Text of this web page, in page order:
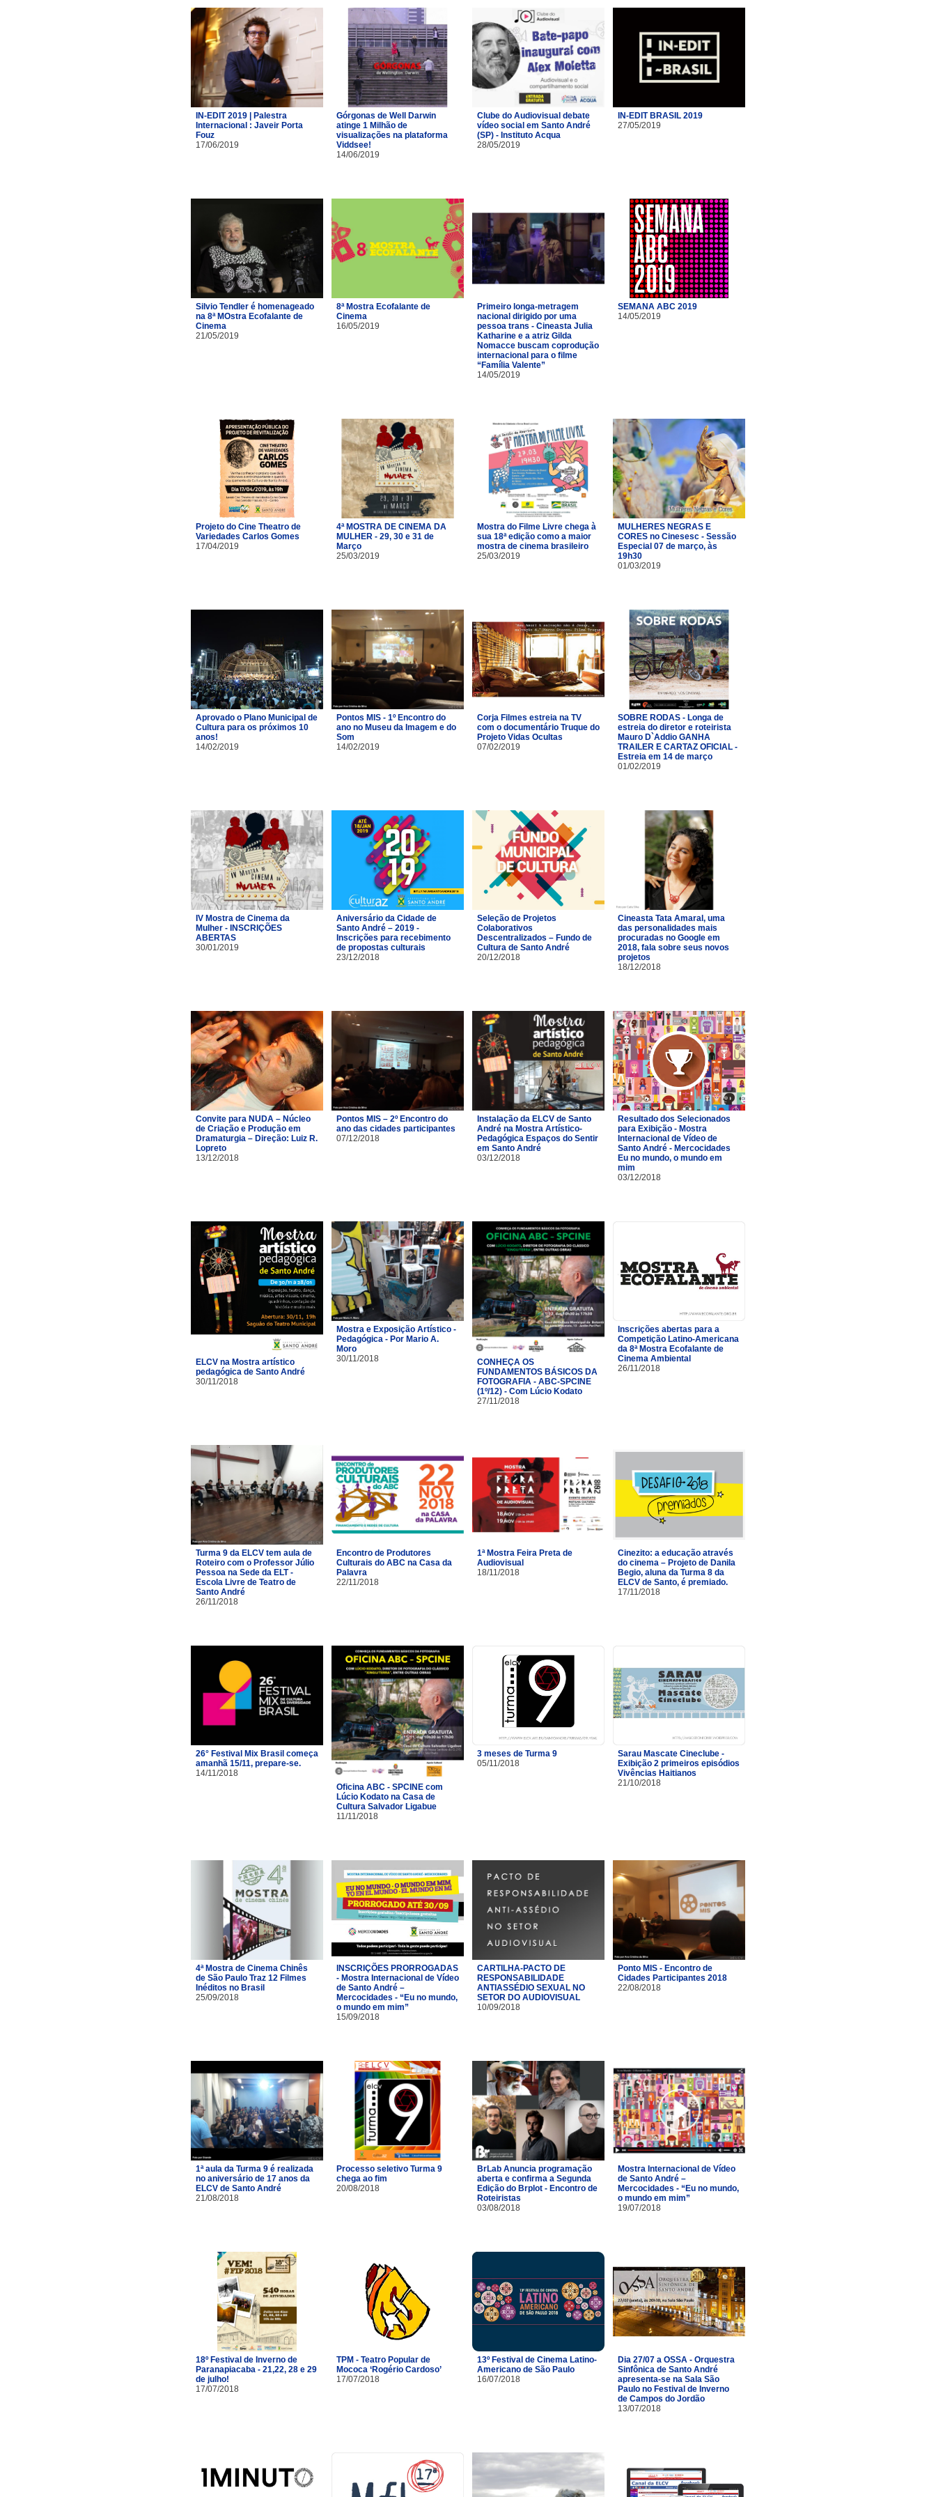
IN-EDIT 2019 | Palestra
Internacional : Javeir Porta
Fouz
17/06/2019
Górgonas de Well Darwin
atinge 1 Milhão de
visualizações na plataforma
Viddsee!
14/06/2019
Clube do Audiovisual debate
vídeo social em Santo André
(SP) - Instituto Acqua
28/05/2019
IN-EDIT BRASIL 2019
27/05/2019
Silvio Tendler é homenageado
na 8ª MOstra Ecofalante de
Cinema
21/05/2019
8ª Mostra Ecofalante de
Cinema
16/05/2019
Primeiro longa-metragem
nacional dirigido por uma
pessoa trans - Cineasta Julia
Katharine e a atriz Gilda
Nomacce buscam coprodução
internacional para o filme
“Família Valente”
14/05/2019
SEMANA ABC 2019
14/05/2019
Projeto do Cine Theatro de
Variedades Carlos Gomes
17/04/2019
4ª MOSTRA DE CINEMA DA
MULHER - 29, 30 e 31 de
Março
25/03/2019
Mostra do Filme Livre chega à
sua 18ª edição como a maior
mostra de cinema brasileiro
25/03/2019
MULHERES NEGRAS E
CORES no Cinesesc - Sessão
Especial 07 de março, às
19h30
01/03/2019
Aprovado o Plano Municipal de
Cultura para os próximos 10
anos!
14/02/2019
Pontos MIS - 1º Encontro do
ano no Museu da Imagem e do
Som
14/02/2019
Corja Filmes estreia na TV
com o documentário Truque do
Projeto Vidas Ocultas
07/02/2019
SOBRE RODAS - Longa de
estreia do diretor e roteirista
Mauro D`Addio GANHA
TRAILER E CARTAZ OFICIAL -
Estreia em 14 de março
01/02/2019
IV Mostra de Cinema da
Mulher - INSCRIÇÕES
ABERTAS
30/01/2019
Aniversário da Cidade de
Santo André – 2019 -
Inscrições para recebimento
de propostas culturais
23/12/2018
Seleção de Projetos
Colaborativos
Descentralizados – Fundo de
Cultura de Santo André
20/12/2018
Cineasta Tata Amaral, uma
das personalidades mais
procuradas no Google em
2018, fala sobre seus novos
projetos
18/12/2018
Convite para NUDA – Núcleo
de Criação e Produção em
Dramaturgia – Direção: Luiz R.
Lopreto
13/12/2018
Pontos MIS – 2º Encontro do
ano das cidades participantes
07/12/2018
Instalação da ELCV de Santo
André na Mostra Artístico-
Pedagógica Espaços do Sentir
em Santo André
03/12/2018
Resultado dos Selecionados
para Exibição - Mostra
Internacional de Vídeo de
Santo André - Mercocidades
Eu no mundo, o mundo em
mim
03/12/2018
ELCV na Mostra artístico
pedagógica de Santo André
30/11/2018
Mostra e Exposição Artístico -
Pedagógica - Por Mario A.
Moro
30/11/2018
CONHEÇA OS
FUNDAMENTOS BÁSICOS DA
FOTOGRAFIA - ABC-SPCINE
(1º/12) - Com Lúcio Kodato
27/11/2018
Inscrições abertas para a
Competição Latino-Americana
da 8ª Mostra Ecofalante de
Cinema Ambiental
26/11/2018
Turma 9 da ELCV tem aula de
Roteiro com o Professor Júlio
Pessoa na Sede da ELT -
Escola Livre de Teatro de
Santo André
26/11/2018
Encontro de Produtores
Culturais do ABC na Casa da
Palavra
22/11/2018
1ª Mostra Feira Preta de
Audiovisual
18/11/2018
Cinezito: a educação através
do cinema – Projeto de Danila
Begio, aluna da Turma 8 da
ELCV de Santo, é premiado.
17/11/2018
26° Festival Mix Brasil começa
amanhã 15/11, prepare-se.
14/11/2018
Oficina ABC - SPCINE com
Lúcio Kodato na Casa de
Cultura Salvador Ligabue
11/11/2018
3 meses de Turma 9
05/11/2018
Sarau Mascate Cineclube -
Exibição 2 primeiros episódios
Vivências Haitianos
21/10/2018
4ª Mostra de Cinema Chinês
de São Paulo Traz 12 Filmes
Inéditos no Brasil
25/09/2018
INSCRIÇÕES PRORROGADAS
- Mostra Internacional de Vídeo
de Santo André –
Mercocidades - “Eu no mundo,
o mundo em mim”
15/09/2018
CARTILHA-PACTO DE
RESPONSABILIDADE
ANTIASSÉDIO SEXUAL NO
SETOR DO AUDIOVISUAL
10/09/2018
Ponto MIS - Encontro de
Cidades Participantes 2018
22/08/2018
1ª aula da Turma 9 é realizada
no aniversário de 17 anos da
ELCV de Santo André
21/08/2018
Processo seletivo Turma 9
chega ao fim
20/08/2018
BrLab Anuncia programação
aberta e confirma a Segunda
Edição do Brplot - Encontro de
Roteiristas
03/08/2018
Mostra Internacional de Vídeo
de Santo André –
Mercocidades - “Eu no mundo,
o mundo em mim”
19/07/2018
18º Festival de Inverno de
Paranapiacaba - 21,22, 28 e 29
de julho!
17/07/2018
TPM - Teatro Popular de
Mococa ‘Rogério Cardoso’
17/07/2018
13º Festival de Cinema Latino-
Americano de São Paulo
16/07/2018
Dia 27/07 a OSSA - Orquestra
Sinfônica de Santo André
apresenta-se na Sala São
Paulo no Festival de Inverno
de Campos do Jordão
13/07/2018